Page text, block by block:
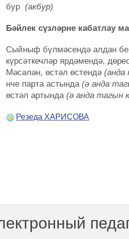
бур (акбур)
Бәйлек сүзләрне кабатлау
Сыйныф бүлмәсендә алдан
күрсәткечләр ярдәмендә,
Мәсәлән, өстәл өстендә (анда
нче парта астында (ә анда
өстәл артында (ә анда тагын
Резеда ХАРИСОВА